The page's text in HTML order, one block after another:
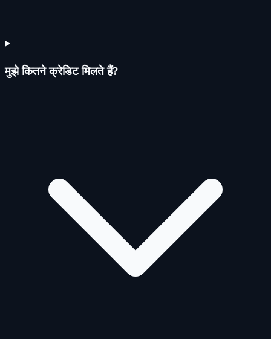
मुझे कितने क्रेडिट मिलते हैं?